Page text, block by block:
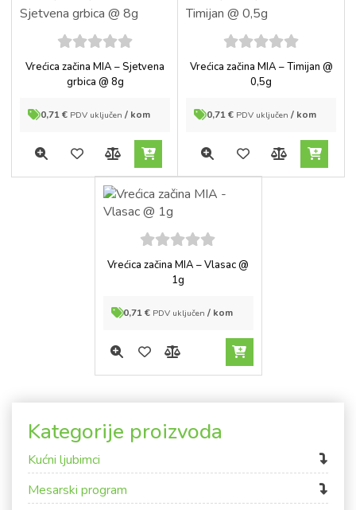
out of
5
Vrećica začina MIA – Sjetvena
grbica @ 8g
0,71€ PDV uključen / kom
out of
5
Vrećica začina MIA – Timijan @
0,5g
0,71€ PDV uključen / kom
out of
5
Vrećica začina MIA – Vlasac @
1g
0,71€ PDV uključen / kom
Kategorije proizvoda
Kućni ljubimci
Mesarski program